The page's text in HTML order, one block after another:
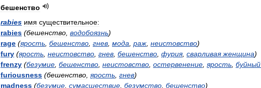
бешенство
rabies имя существительное:
rabies (бешенство водобоязнь)
rage (ярость бешенство гнев мода раж неистовство)
fury (ярость неистовство гнев бешенство фурия, сварливая женщина)
frenzy (безумие бешенство неистовство остервенение ярость буйный
furiousness (бешенство ярость гнев)
madness (безумие сумасшествие безумство бешенство)